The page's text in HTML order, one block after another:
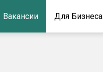
Вакансии Для Бизнеса